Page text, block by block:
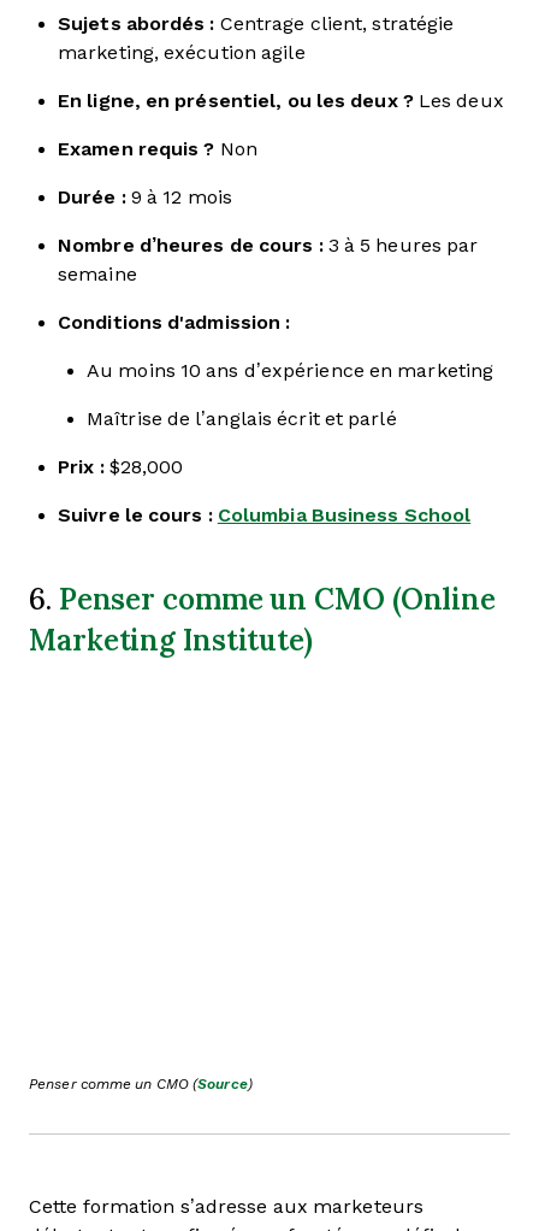
Sujets abordés : Centrage client, stratégie
marketing, exécution agile
En ligne, en présentiel, ou les deux ?Les deux
Examen requis ? Non
Durée :9 à 12 mois
Nombre d’heures de cours :3 à 5 heures par
semaine
Conditions d'admission :
Au moins 10 ans d’expérience en marketing
Maîtrise de l’anglais écrit et parlé
Prix :$28,000
Suivre le cours : Columbia Business School
6. Penser comme un CMO (Online
Marketing Institute)
Penser comme un CMO (Source)
Cette formation s’adresse aux marketeurs